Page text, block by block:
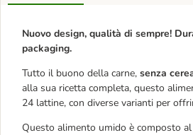
Nuovo design, qualità di sempre!
packaging.
Tutto il buono della carne, senza
alla sua ricetta completa, questo
24 lattine, con diverse varianti per
Questo alimento umido è composto al